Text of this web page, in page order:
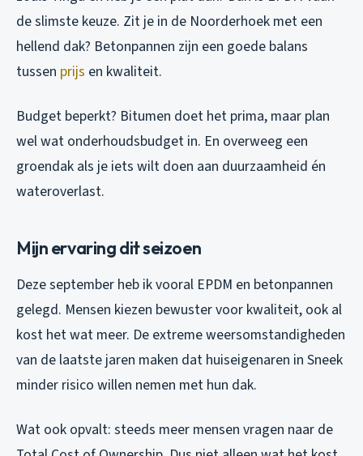
de slimste keuze. Zit je in de Noorderhoek met een
hellend dak? Betonpannen zijn een goede balans
tussen prijs en kwaliteit.
Budget beperkt? Bitumen doet het prima, maar plan
wel wat onderhoudsbudget in. En overweeg een
groendak als je iets wilt doen aan duurzaamheid én
wateroverlast.
Mijn ervaring dit seizoen
Deze september heb ik vooral EPDM en betonpannen
gelegd. Mensen kiezen bewuster voor kwaliteit, ook al
kost het wat meer. De extreme weersomstandigheden
van de laatste jaren maken dat huiseigenaren in Sneek
minder risico willen nemen met hun dak.
Wat ook opvalt: steeds meer mensen vragen naar de